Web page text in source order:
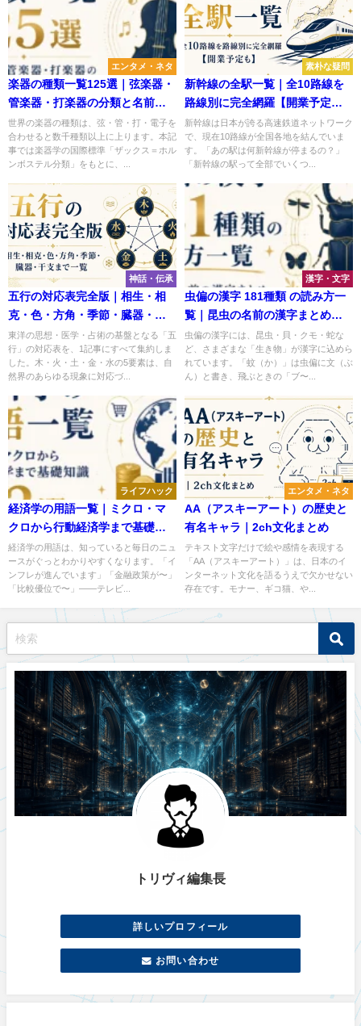
エンタメ・ネタ
楽器の種類一覧125選｜弦楽器・
管楽器・打楽器の分類と名前の
由来まとめ
世界の楽器の種類は、弦・管・打・電子を
合わせると数千種類以上に上ります。本記
事では楽器学の国際標準「ザックス＝ホル
ンボステル分類」をもとに、...
素朴な疑問
新幹線の全駅一覧｜全10路線を
路線別に完全網羅【開業予定
も】
新幹線は日本が誇る高速鉄道ネットワーク
で、現在10路線が全国各地を結んでいま
す。「あの駅は何新幹線が停まるの？」
「新幹線の駅って全部でいくつ...
神話・伝承
五行の対応表完全版｜相生・相
克・色・方角・季節・臓器・干
支まで一覧
東洋の思想・医学・占術の基盤となる「五
行」の対応表を、1記事にすべて集約しま
した。木・火・土・金・水の5要素は、自
然界のあらゆる現象に対応づ...
漢字・文字
虫偏の漢字 181種類 の読み方一
覧｜昆虫の名前の漢字まとめ｜
どんな生き物かも解説
虫偏の漢字には、昆虫・貝・クモ・蛇な
ど、さまざまな「生き物」が漢字に込めら
れています。「蚊（か）」は虫偏に文（ぶ
ん）と書き、飛ぶときの「ブ〜...
ライフハック
経済学の用語一覧｜ミクロ・マ
クロから行動経済学まで基礎知
識122選
経済学の用語は、知っていると毎日のニュ
ースがぐっとわかりやすくなります。「イ
ンフレが進んでいます」「金融政策が〜」
「比較優位で〜」——テレビ...
エンタメ・ネタ
AA（アスキーアート）の歴史と
有名キャラ｜2ch文化まとめ
テキスト文字だけで絵や感情を表現する
「AA（アスキーアート）」は、日本のイ
ンターネット文化を語るうえで欠かせない
存在です。モナー、ギコ猫、や...
トリヴィ編集長
詳しいプロフィール
お問い合わせ